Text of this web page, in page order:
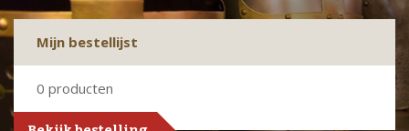
Mijn bestellijst
0 producten